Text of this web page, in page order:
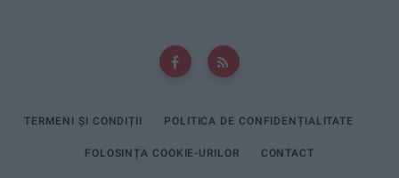
TERMENI ȘI CONDIȚII POLITICA DE CONFIDENȚIALITATE
FOLOSINȚA COOKIE-URILOR CONTACT